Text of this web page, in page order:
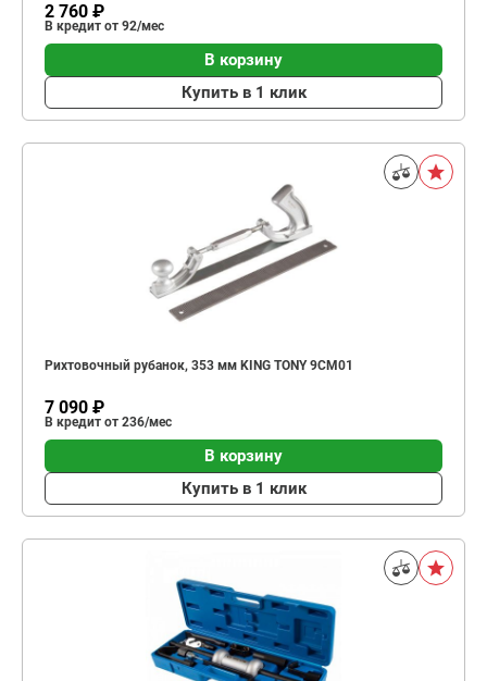
2 760 ₽
В кредит от 92/мес
В корзину
Купить в 1 клик
Рихтовочный рубанок, 353 мм KING TONY 9CM01
7 090 ₽
В кредит от 236/мес
В корзину
Купить в 1 клик